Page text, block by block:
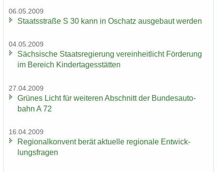
06.05.2009
Staats­stra­ße S 30 kann in Oschatz aus­ge­baut wer­den
04.05.2009
Säch­si­sche Staats­re­gie­rung ver­ein­heit­licht För­de­rung
im Be­reich Kin­der­ta­ges­stät­ten
27.04.2009
Grü­nes Licht für wei­te­ren Ab­schnitt der Bun­des­au­to­
bahn A 72
16.04.2009
Re­gio­nal­kon­vent berät ak­tu­el­le re­gio­na­le Ent­wick­
lungs­fra­gen